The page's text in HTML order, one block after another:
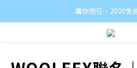
鷹你而在，2000免